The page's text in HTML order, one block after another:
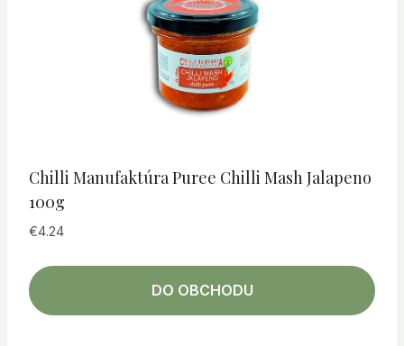
Chilli Manufaktúra Puree Chilli Mash Jalapeno
100g
€4.24
DO OBCHODU